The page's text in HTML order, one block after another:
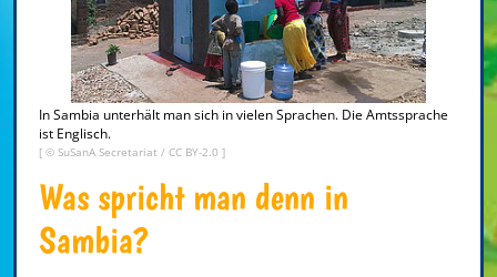
In Sambia unterhält man sich in vielen Sprachen. Die Amtssprache
ist Englisch.
[ © SuSanA Secretariat / CC BY-2.0 ]
Was spricht man denn in
Sambia?